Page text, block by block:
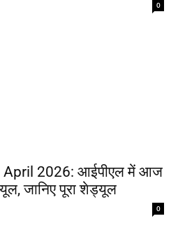
0
April 2026: आईपीएल में आज
जानिए पूरा शेड्यूल
0